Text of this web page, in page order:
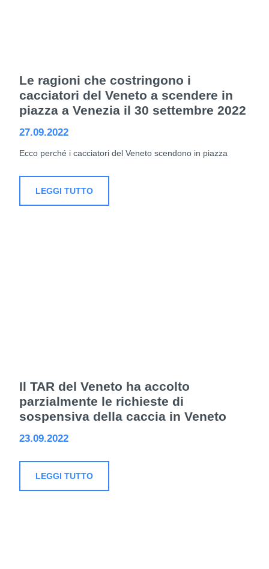
Le ragioni che costringono i
cacciatori del Veneto a scendere in
piazza a Venezia il 30 settembre 2022
27.09.2022
Ecco perché i cacciatori del Veneto scendono in piazza
LEGGI TUTTO
Il TAR del Veneto ha accolto
parzialmente le richieste di
sospensiva della caccia in Veneto
23.09.2022
LEGGI TUTTO